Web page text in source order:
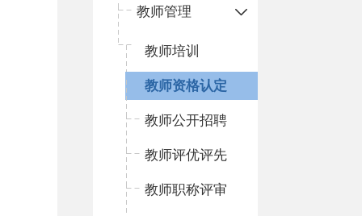
教师管理
教师培训
教师资格认定
教师公开招聘
教师评优评先
教师职称评审